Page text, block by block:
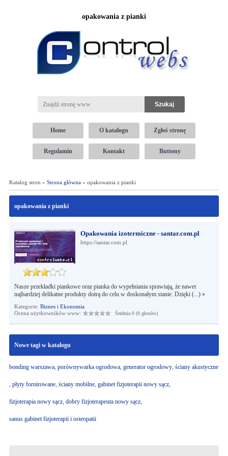
opakowania z pianki
Home O katalogu Zgłoś stronę
Regulamin Kontakt Buttony
Katalog stron » Strona główna» opakowania z pianki
opakowania z pianki
Opakowania izotermiczne - santar.com.pl
https://santar.com.pl
Nasze przekładki piankowe oraz pianka do wypełniania sprawiają, że nawet
najbardziej delikatne produkty dotrą do celu w doskonałym stanie. Dzięki (...) »
Kategorie: Biznes i Ekonomia
Ocena użytkowników www:
Średnia 0 (0 głosów)
Nowe tagi w katalogu
bonding warszawa, porównywarka ogrodowa, generator ogrodowy, ściany akustyczne
, płyty fornirowane, ściany mobilne, gabinet fizjoterapii nowy sącz,
fizjoterapia nowy sącz, dobry fizjoterapeuta nowy sącz,
sanus gabinet fizjoterapii i osteopatii